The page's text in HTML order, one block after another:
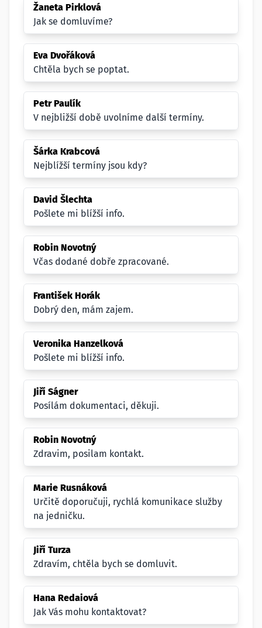
Žaneta Pirklová
Jak se domluvíme?
Eva Dvořáková
Chtěla bych se poptat.
Petr Paulík
V nejbližší době uvolníme další termíny.
Šárka Krabcová
Nejblížší termíny jsou kdy?
David Šlechta
Pošlete mi blížší info.
Robin Novotný
Včas dodané dobře zpracované.
František Horák
Dobrý den, mám zajem.
Veronika Hanzelková
Pošlete mi blížší info.
Jiří Ságner
Posílám dokumentaci, děkuji.
Robin Novotný
Zdravim, posilam kontakt.
Marie Rusnáková
Určitě doporučuji, rychlá komunikace služby
na jedničku.
Jiří Turza
Zdravím, chtěla bych se domluvit.
Hana Redaiová
Jak Vás mohu kontaktovat?